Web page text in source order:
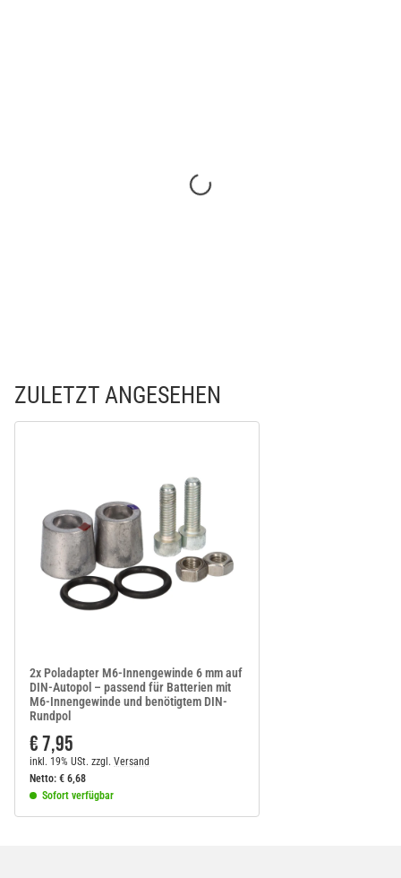
ZULETZT ANGESEHEN
2x Poladapter M6-Innengewinde 6 mm auf
DIN-Autopol – passend für Batterien mit
M6-Innengewinde und benötigtem DIN-
Rundpol
€ 7,95
inkl. 19% USt. zzgl. Versand
Netto: € 6,68
Sofort verfügbar